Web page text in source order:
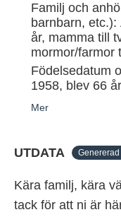
Familj och
barnbarn,
år, mamma till
mormor/farmor
Födelsedatum
1958, blev 66 år
Mer
UTDATA
Kära familj, kära
tack för att ni är